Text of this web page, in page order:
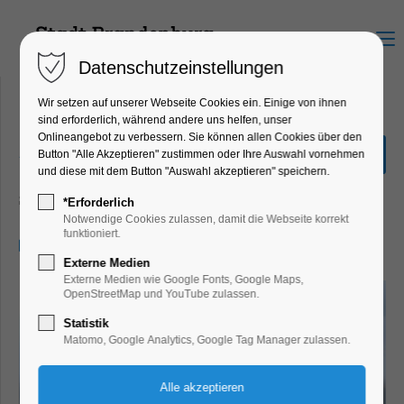
Menu
„Große Seenrundfahrt“ 2,5
Stunden
Schiffrundfahrt
Datenschutzeinstellungen
Wir setzen auf unserer Webseite Cookies ein. Einige von ihnen
sind erforderlich, während andere uns helfen, unser
Onlineangebot zu verbessern. Sie können allen Cookies über den
Button "Alle Akzeptieren" zustimmen oder Ihre Auswahl vornehmen
und diese mit dem Button "Auswahl akzeptieren" speichern.
*Erforderlich
Notwendige Cookies zulassen, damit die Webseite korrekt
funktioniert.
Externe Medien
Externe Medien wie Google Fonts, Google Maps,
OpenStreetMap und YouTube zulassen.
Statistik
Matomo, Google Analytics, Google Tag Manager zulassen.